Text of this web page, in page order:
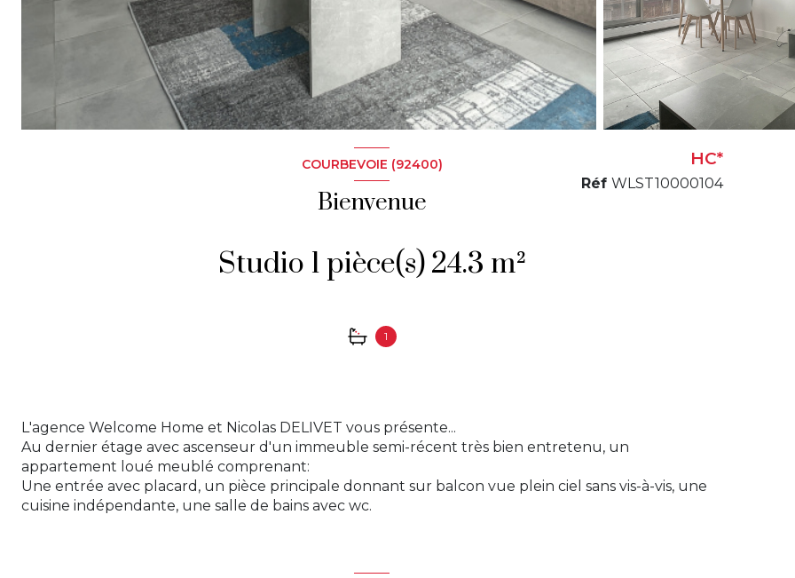
COURBEVOIE (92400)
Bienvenue
Studio 1 pièce(s) 24.3 m²
1
HC*
Réf WLST10000104
L'agence Welcome Home et Nicolas DELIVET vous présente...
Au dernier étage avec ascenseur d'un immeuble semi-récent très bien entretenu, un
appartement loué meublé comprenant:
Une entrée avec placard, un pièce principale donnant sur balcon vue plein ciel sans vis-à-vis, une
cuisine indépendante, une salle de bains avec wc.